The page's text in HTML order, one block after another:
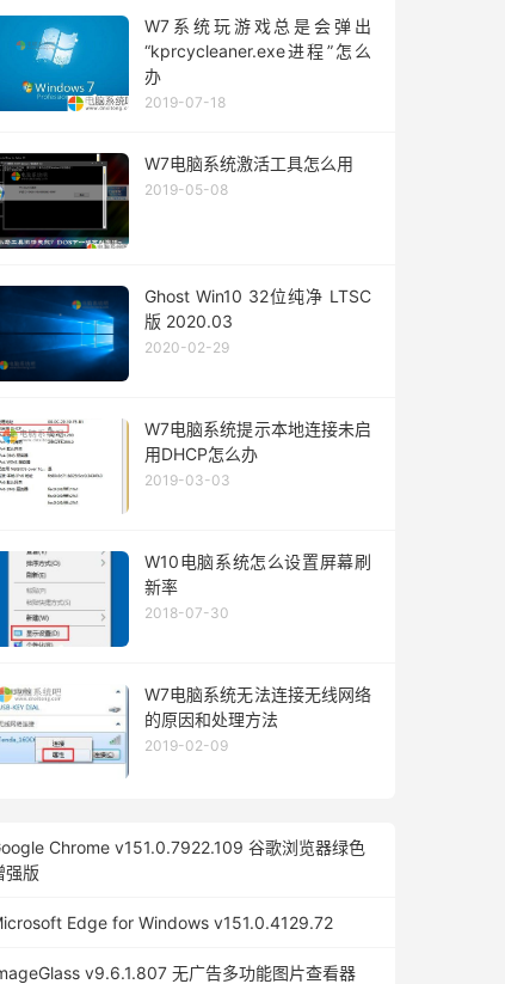
W7系统玩游戏总是会弹出
“kprcycleaner.exe进程”怎么
办
2019-07-18
W7电脑系统激活工具怎么用
2019-05-08
Ghost Win10 32位纯净 LTSC
版 2020.03
2020-02-29
W7电脑系统提示本地连接未启
用DHCP怎么办
2019-03-03
W10电脑系统怎么设置屏幕刷
新率
2018-07-30
W7电脑系统无法连接无线网络
的原因和处理方法
2019-02-09
Chrome v151.0.7922.109 谷歌浏览器绿色
强版
Edge for Windows v151.0.4129.72
v9.6.1.807 无广告多功能图片查看器